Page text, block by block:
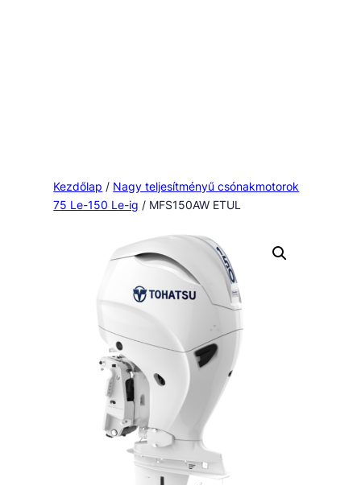
Kezdőlap / Nagy teljesítményű csónakmotorok
75 Le-150 Le-ig / MFS150AW ETUL